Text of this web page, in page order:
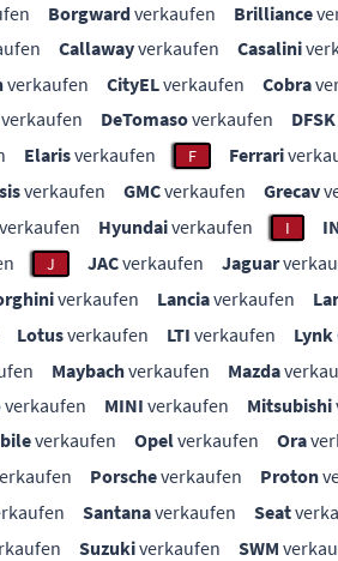
Borgwardverkaufen Brilliance
Callawayverkaufen Casalini
verkaufen CityELverkaufen Cobra
verkaufen DeTomasoverkaufen DFSK
Elarisverkaufen F Ferrari
verkaufen GMCverkaufen Grecav
Hyundaiverkaufen I
J JACverkaufen Jaguar
verkaufen Lanciaverkaufen
Lotusverkaufen LTI verkaufen Lynk
Maybachverkaufen Mazda
verkaufen MINI verkaufen Mitsubishi
verkaufen Opelverkaufen Ora
Porscheverkaufen Proton
Santanaverkaufen Seat
Suzukiverkaufen SWM